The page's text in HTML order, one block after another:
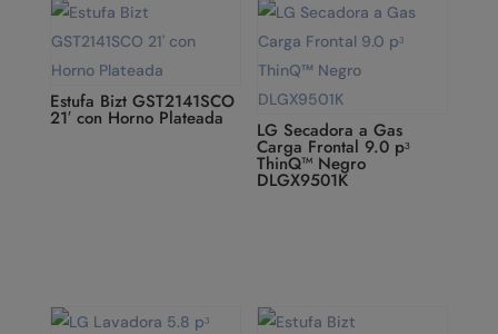
Estufa Bizt GST2141SCO
21′ con Horno Plateada LG Secadora a Gas
Carga Frontal 9.0 pᶟ
ThinQ™ Negro
DLGX9501K